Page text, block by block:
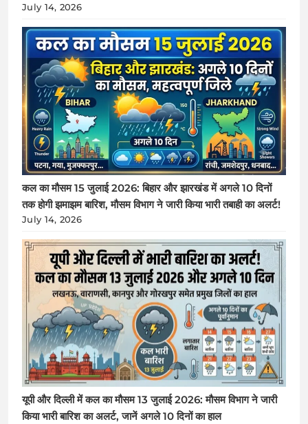
July 14, 2026
कल का मौसम 15 जुलाई 2026: बिहार और झारखंड में अगले 10 दिनों
तक होगी झमाझम बारिश, मौसम विभाग ने जारी किया भारी तबाही का अलर्ट!
July 14, 2026
यूपी और दिल्ली में कल का मौसम 13 जुलाई 2026: मौसम विभाग ने जारी
किया भारी बारिश का अलर्ट, जानें अगले 10 दिनों का हाल